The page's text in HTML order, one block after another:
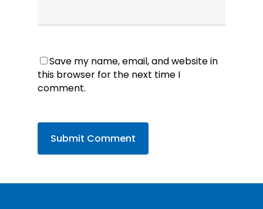
Save my name, email, and website in
this browser for the next time I
comment.